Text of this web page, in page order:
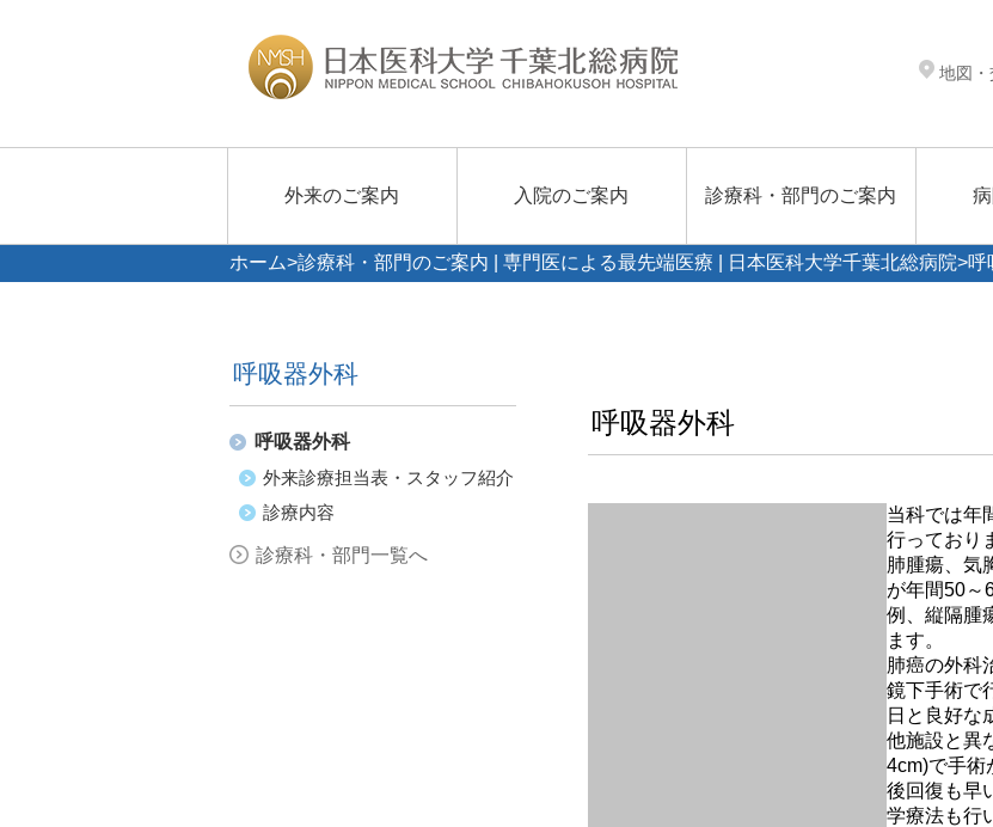
地図・
外来のご案内 入院のご案内 診療科・部門のご案内
ホーム>診療科・部門のご案内 | 専門医による最先端医療 | 日本医科大学千葉北総病院>呼
呼吸器外科
呼吸器外科
外来診療担当表・スタッフ紹介
診療内容
診療科・部門一覧へ
呼吸器外科
当科では年
行っており
肺腫瘍、気
が年間50～
例、縦隔腫
ます。
肺癌の外科
鏡下手術で
日と良好な
他施設と異
4cm)で手術
後回復も早
学療法も行